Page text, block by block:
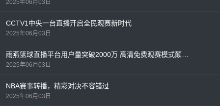
2025年06月03日
CCTV1中央一台直播开启全民观赛新时代
2025年06月03日
2025年06月03日
NBA赛事转播，精彩对决不容错过
2025年06月03日